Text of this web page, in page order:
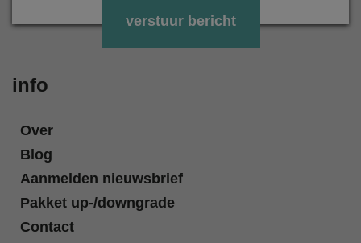
info
Over
Blog
Aanmelden nieuwsbrief
Pakket up-/downgrade
Contact